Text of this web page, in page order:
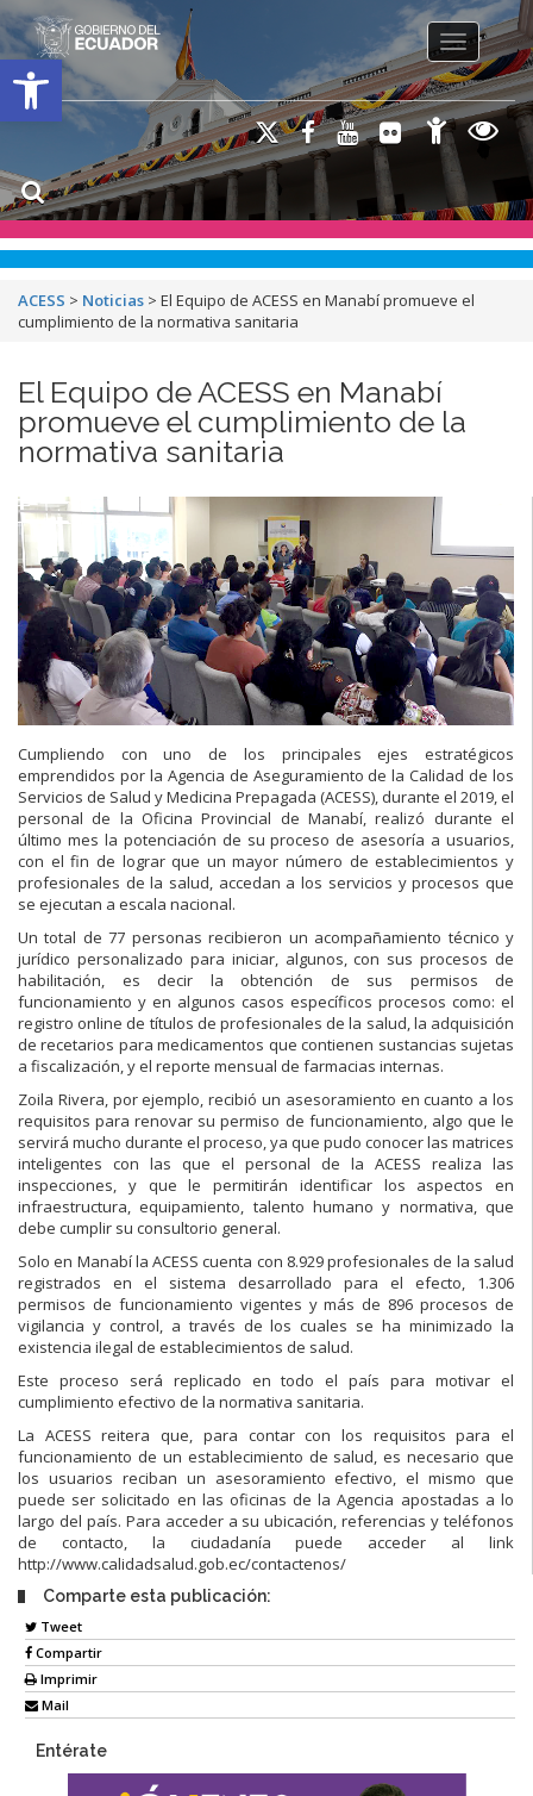
Open toolbar
Toggle
ACESS > Noticias > El Equipo de ACESS en Manabí promueve el
cumplimiento de la normativa sanitaria
El Equipo de ACESS en Manabí
promueve el cumplimiento de la
normativa sanitaria
Cumpliendo con uno de los principales ejes estratégicos
emprendidos por la Agencia de Aseguramiento de la Calidad de los
Servicios de Salud y Medicina Prepagada (ACESS), durante el 2019, el
personal de la Oficina Provincial de Manabí, realizó durante el
último mes la potenciación de su proceso de asesoría a usuarios,
con el fin de lograr que un mayor número de establecimientos y
profesionales de la salud, accedan a los servicios y procesos que
se ejecutan a escala nacional.
Un total de 77 personas recibieron un acompañamiento técnico y
jurídico personalizado para iniciar, algunos, con sus procesos de
habilitación, es decir la obtención de sus permisos de
funcionamiento y en algunos casos específicos procesos como: el
registro online de títulos de profesionales de la salud, la adquisición
de recetarios para medicamentos que contienen sustancias sujetas
a fiscalización, y el reporte mensual de farmacias internas.
Zoila Rivera, por ejemplo, recibió un asesoramiento en cuanto a los
requisitos para renovar su permiso de funcionamiento, algo que le
servirá mucho durante el proceso, ya que pudo conocer las matrices
inteligentes con las que el personal de la ACESS realiza las
inspecciones, y que le permitirán identificar los aspectos en
infraestructura, equipamiento, talento humano y normativa, que
debe cumplir su consultorio general.
Solo en Manabí la ACESS cuenta con 8.929 profesionales de la salud
registrados en el sistema desarrollado para el efecto, 1.306
permisos de funcionamiento vigentes y más de 896 procesos de
vigilancia y control, a través de los cuales se ha minimizado la
existencia ilegal de establecimientos de salud.
Este proceso será replicado en todo el país para motivar el
cumplimiento efectivo de la normativa sanitaria.
La ACESS reitera que, para contar con los requisitos para el
funcionamiento de un establecimiento de salud, es necesario que
los usuarios reciban un asesoramiento efectivo, el mismo que
puede ser solicitado en las oficinas de la Agencia apostadas a lo
largo del país. Para acceder a su ubicación, referencias y teléfonos
de contacto, la ciudadanía puede acceder al link
http://www.calidadsalud.gob.ec/contactenos/
Comparte esta publicación:
Tweet
Compartir
Imprimir
Mail
Entérate